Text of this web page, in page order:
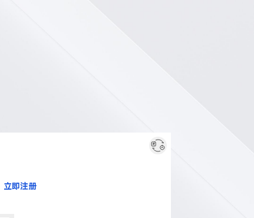
立即注册